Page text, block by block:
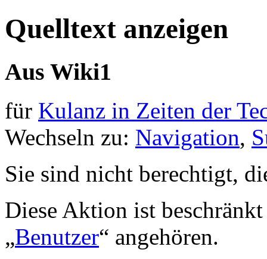
Quelltext anzeigen
Aus Wiki1
für Kulanz in Zeiten der
Wechseln zu: Navigation,
Sie sind nicht berechtigt,
Diese Aktion ist
„Benutzer“ angehören.